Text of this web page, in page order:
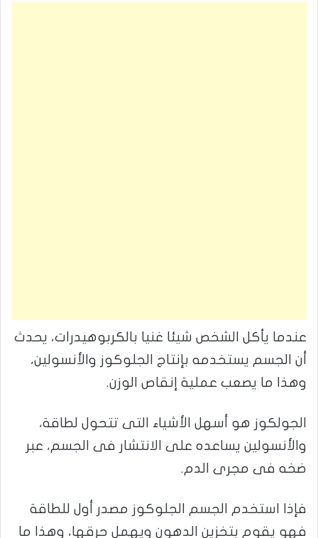
عندما يأكل الشخص شيئا غنيا بالكربوهيدرات، يحدث
أن الجسم يستخدمه بإنتاج الجلوكوز والأنسولين،
وهذا ما يصعب عملية إنقاص الوزن.
الجولكوز هو أسهل الأشياء التى تتحول لطاقة،
والأنسولين يساعده على الانتشار فى الجسم، عبر
ضخه فى مجرى الدم.
فإذا استخدم الجسم الجلوكوز مصدر أول للطاقة
فهو يقوم بتخزين الدهون ويهمل حرقها، وهذا ما